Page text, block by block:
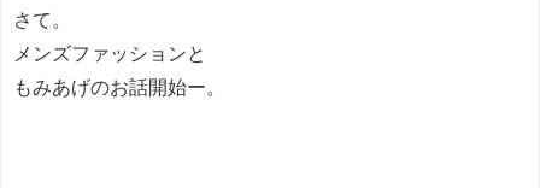
さて。
メンズファッションと
もみあげのお話開始ー。